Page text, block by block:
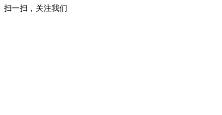
扫一扫，关注我们